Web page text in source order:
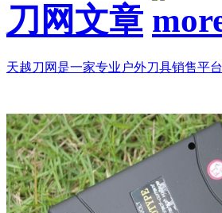
刀网文章
天越刀网是一家专业户外刀具销售平台